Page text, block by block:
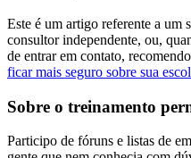
Este é um artigo referente a um
consultor independente, ou,
de entrar em contato,
ficar mais seguro sobre sua
Sobre o treinamento
Participo de fóruns e listas de